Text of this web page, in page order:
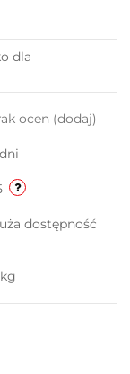
dla
ocen (dodaj)
dostępność